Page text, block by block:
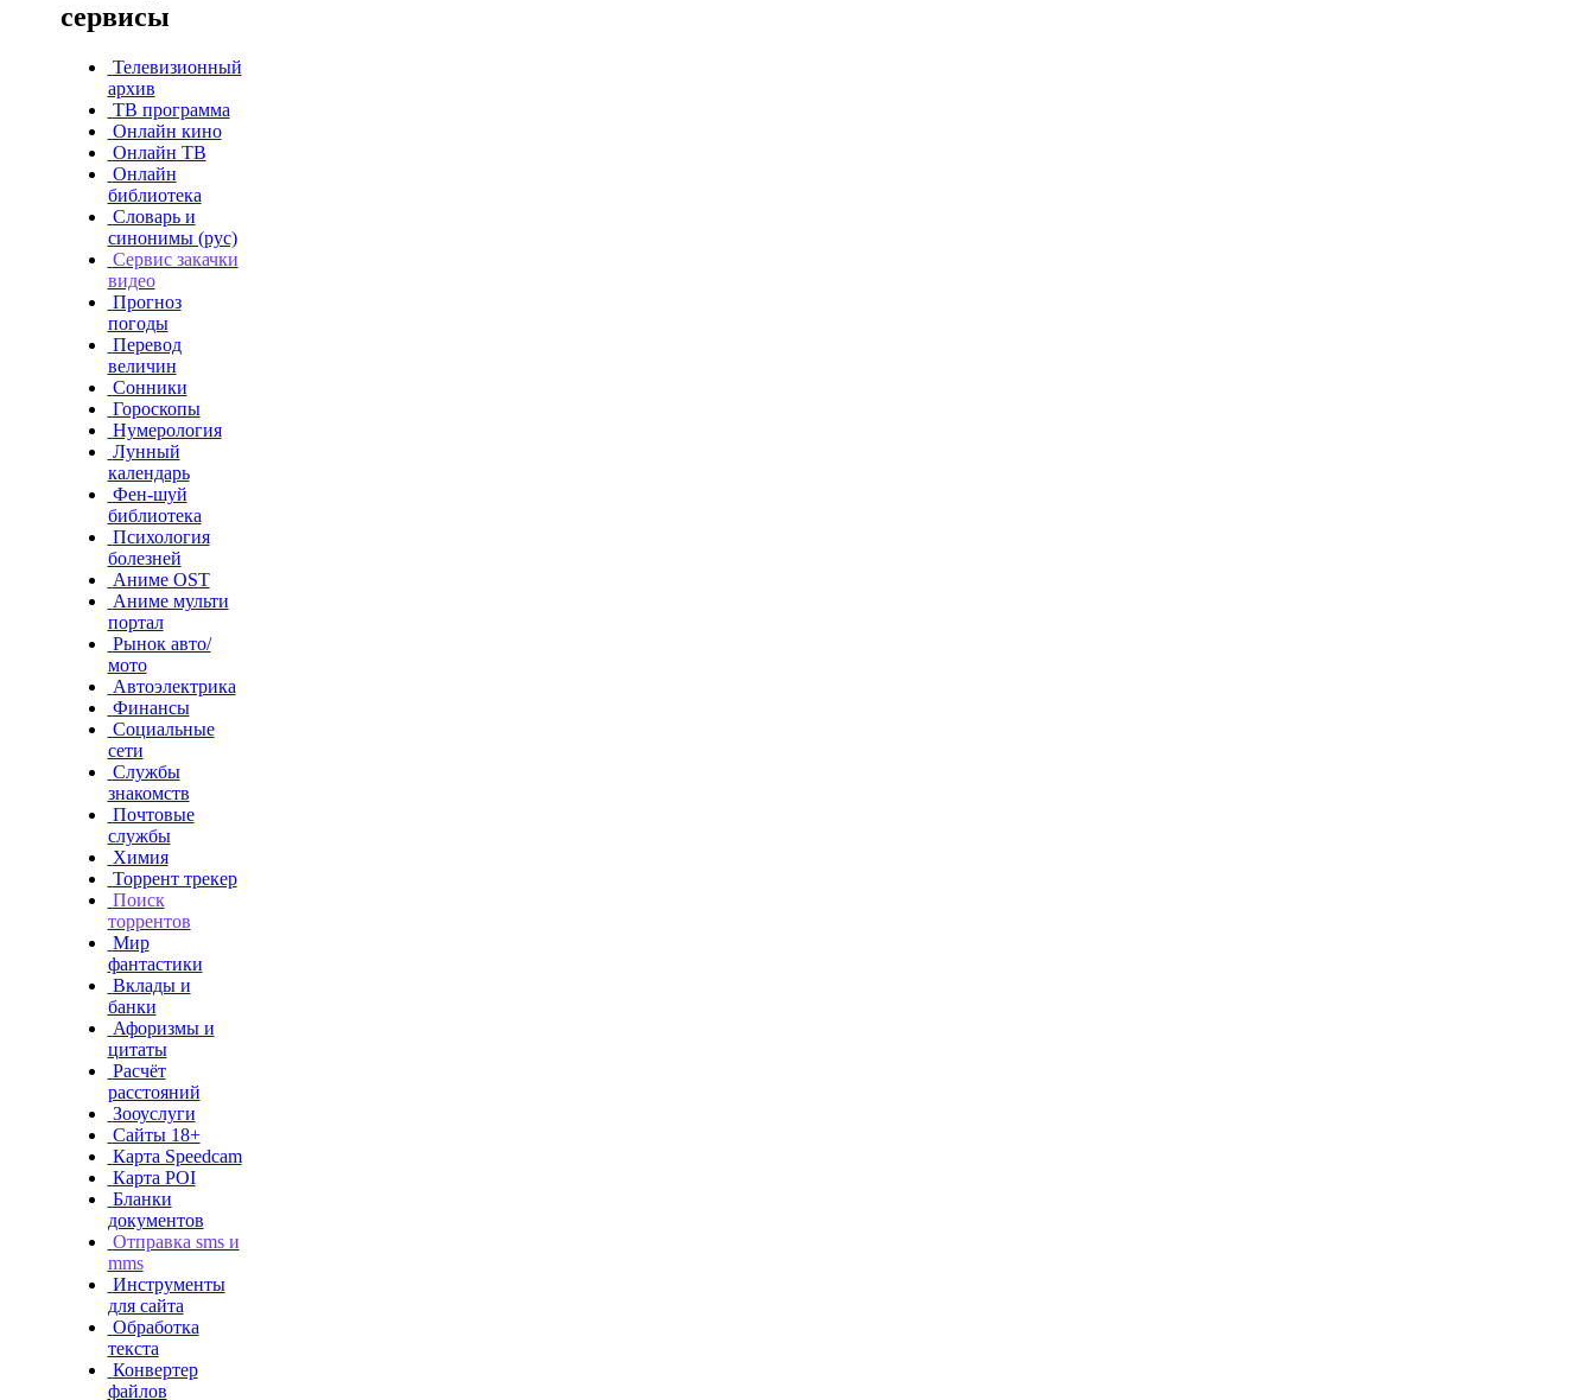
сервисы
Телевизионный
архив
ТВ программа
Онлайн кино
Онлайн ТВ
Онлайн
библиотека
Словарь и
синонимы (рус)
Сервис закачки
видео
Прогноз
погоды
Перевод
величин
Сонники
Гороскопы
Нумерология
Лунный
календарь
Фен-шуй
библиотека
Психология
болезней
Аниме OST
Аниме мульти
портал
Рынок авто/
мото
Автоэлектрика
Финансы
Социальные
сети
Службы
знакомств
Почтовые
службы
Химия
Торрент трекер
Поиск
торрентов
Мир
фантастики
Вклады и
банки
Афоризмы и
цитаты
Расчёт
расстояний
Зооуслуги
Сайты 18+
Карта Speedcam
Карта POI
Бланки
документов
Отправка sms и
mms
Инструменты
для сайта
Обработка
текста
Конвертер
файлов